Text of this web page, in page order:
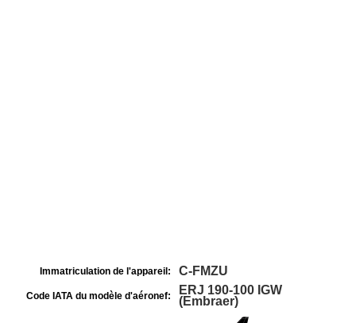
Immatriculation de l'appareil: C-FMZU
Code IATA du modèle d'aéronef:
ERJ 190-100 IGW
(Embraer)